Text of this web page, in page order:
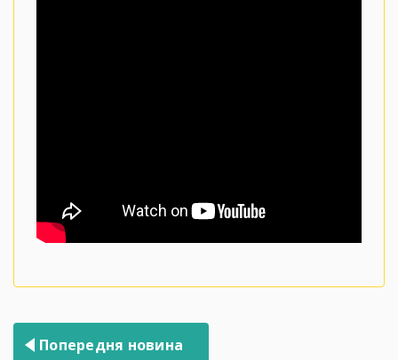
Навігація
Попередня новина